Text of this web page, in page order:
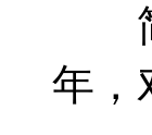
简
年